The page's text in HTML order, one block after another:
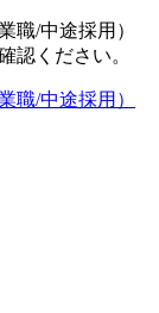
職/中途採用）
認ください。
職/中途採用）